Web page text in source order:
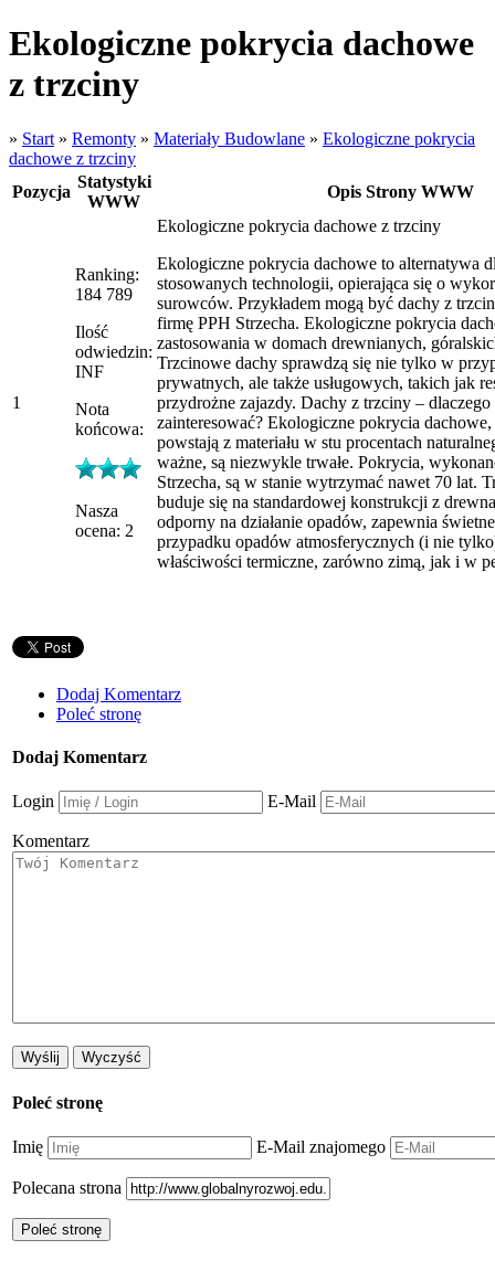
Ekologiczne pokrycia dachowe
z trzciny
» Start » Remonty » Materiały Budowlane » Ekologiczne pokrycia
dachowe z trzciny
Pozycja
Statystyki
WWW
Opis Strony WWW
1
Ranking:
184 789
Ilość
odwiedzin:
INF
Nota
końcowa:
Nasza
ocena: 2
Ekologiczne pokrycia dachowe z trzciny
Ekologiczne pokrycia dachowe to alternatywa
stosowanych technologii, opierająca się o
surowców. Przykładem mogą być dachy z
firmę PPH Strzecha. Ekologiczne pokrycia
zastosowania w domach drewnianych,
Trzcinowe dachy sprawdzą się nie tylko w
prywatnych, ale także usługowych, takich jak
przydrożne zajazdy. Dachy z trzciny –
zainteresować? Ekologiczne pokrycia
powstają z materiału w stu procentach
ważne, są niezwykle trwałe. Pokrycia,
Strzecha, są w stanie wytrzymać nawet 70 lat.
buduje się na standardowej konstrukcji z
odporny na działanie opadów, zapewnia
przypadku opadów atmosferycznych (i nie
właściwości termiczne, zarówno zimą, jak i w
Dodaj Komentarz
Poleć stronę
Dodaj Komentarz
Login E-Mail
Komentarz
Poleć stronę
Imię E-Mail znajomego
Polecana strona